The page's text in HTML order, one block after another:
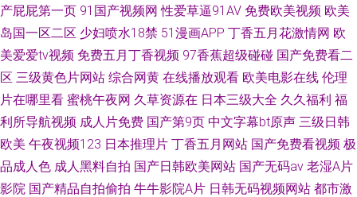
产屁屁第一页 91国产视频网 性爱草逼91AV 免费欧美视频 欧美
岛国一区二区 少妇喷水18禁 51漫画APP 丁香五月花激情网 欧
美爱爱tv视频 免费五月丁香视频 97香蕉超级碰碰 国产免费看二
区 三级黄色片网站 综合网黄 在线播放观看 欧美电影在线 伦理
片在哪里看 蜜桃午夜网 久草资源在 日本三级大全 久久福利 福
利所导航视频 成人片免费 国产第9页 中文字幕bt原声 三级日韩
欧美 午夜视频123 日本推理片 丁香五月网站 国产免费看视频 极
品成人色 成人黑料自拍 国产日韩欧美网站 国产无码av 老湿A片
影院 国产精品自拍偷拍 牛牛影院A片 日韩无码视频网站 都市激